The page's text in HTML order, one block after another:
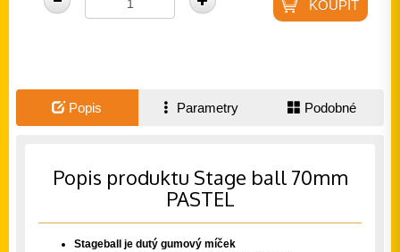
Popis Parametry Podobné
Popis produktu Stage ball 70mm
PASTEL
Stageball je dutý gumový míček